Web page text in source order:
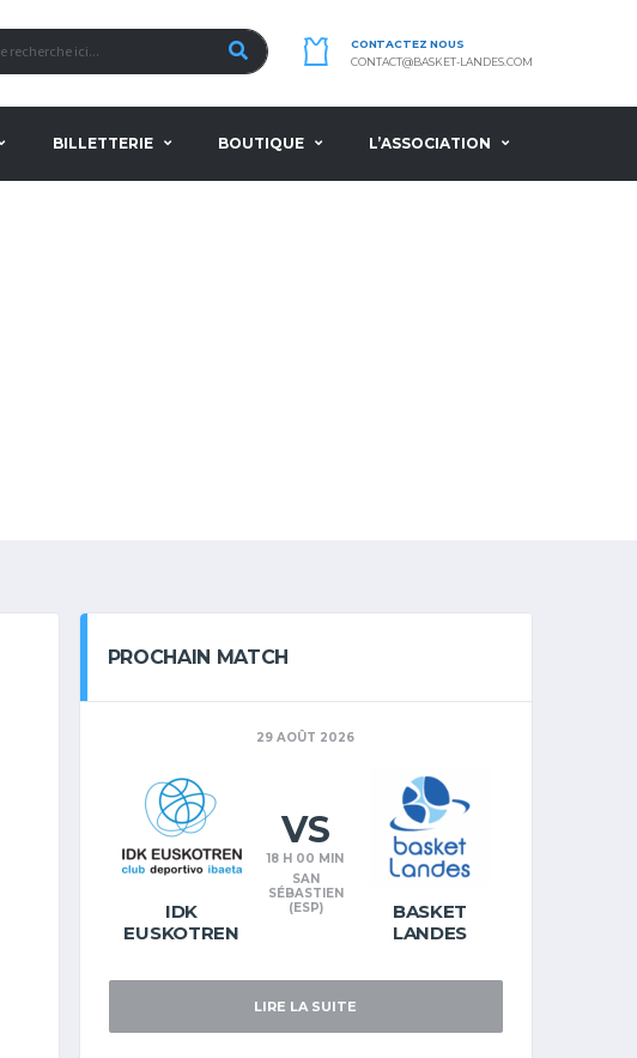
CONTACTEZ NOUS
CONTACT@BASKET-LANDES.COM
BILLETTERIE BOUTIQUE L’ASSOCIATION
PROCHAIN MATCH
29 AOÛT 2026
IDK
EUSKOTREN
BASKET
LANDES
VS
18 H 00 MIN
SAN
SÉBASTIEN
(ESP)
LIRE LA SUITE